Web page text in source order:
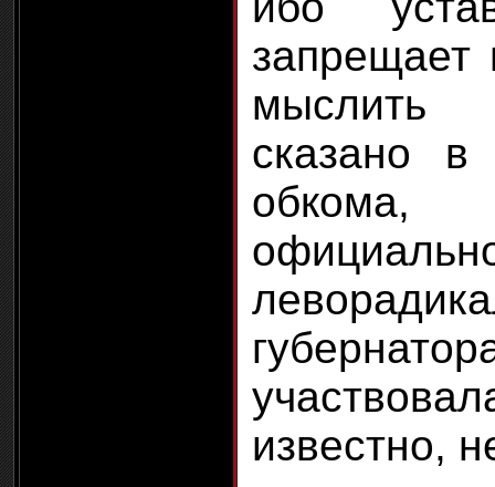
сказано
известно,